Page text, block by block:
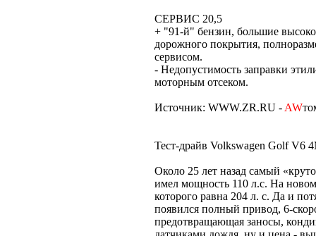
СЕРВИС 20,5
+ "91-й" бензин, большие
дорожного покрытия,
сервисом.
- Недопустимость заправки
моторным отсеком.
Источник: WWW.ZR.RU - AW
Тест-драйв Volkswagen Golf V6
Около 25 лет назад самый
имел мощность 110 л.с. На
которого равна 204 л. с. Да и
появился полный привод, 6-
предотвращающая заносы,